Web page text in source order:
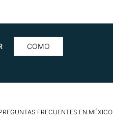
COMO
FRECUENTES EN MÉXICO